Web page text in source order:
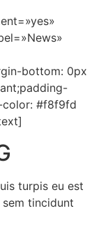
bottom: 0px
color: #f8f9fd
turpis eu est
tincidunt